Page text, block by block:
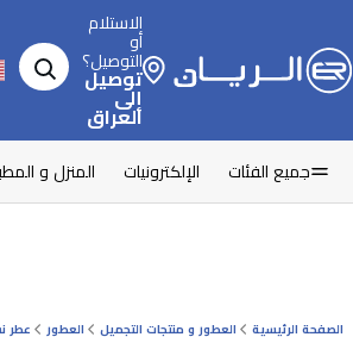
الاستلام
أو
التوصيل؟
توصيل
إلى
العراق
جميع الفئات الإلكترونيات المنزل و
الصفحة الرئيسية العطور و منتجات التجميل العطور
عطر